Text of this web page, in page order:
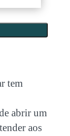
tem
abrir um
aos